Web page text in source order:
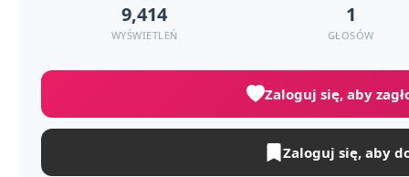
9,414
WYŚWIETLEŃ
1
GŁOSÓW
Zaloguj się, aby
Zaloguj się, aby